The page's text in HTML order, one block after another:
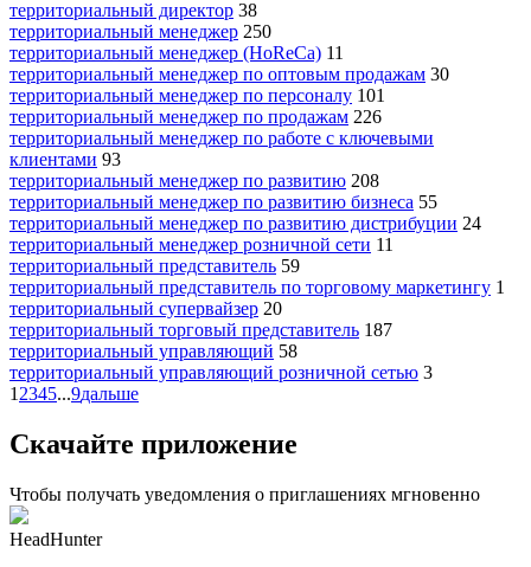
территориальный директор 38
территориальный менеджер 250
территориальный менеджер (HoReCa) 11
территориальный менеджер по оптовым продажам 30
территориальный менеджер по персоналу 101
территориальный менеджер по продажам 226
территориальный менеджер по работе с ключевыми
клиентами 93
территориальный менеджер по развитию 208
территориальный менеджер по развитию бизнеса 55
территориальный менеджер по развитию дистрибуции 24
территориальный менеджер розничной сети 11
территориальный представитель 59
территориальный представитель по торговому маркетингу 1
территориальный супервайзер 20
территориальный торговый представитель 187
территориальный управляющий 58
территориальный управляющий розничной сетью 3
1 2345...9дальше
Скачайте приложение
Чтобы получать уведомления о приглашениях мгновенно
HeadHunter